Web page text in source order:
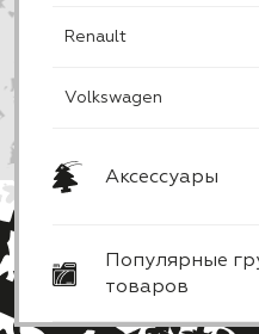
Renault
Volkswagen
Аксессуары
Популярные
товаров